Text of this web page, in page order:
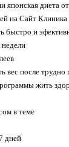
японская диета
на Сайт Клиника
быстро и
недели
после
жить
в теме
дней